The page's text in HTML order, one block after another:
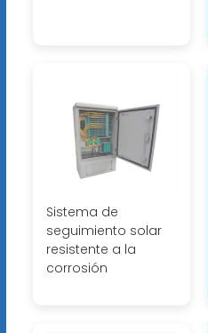
Sistema de
seguimiento solar
resistente a la
corrosión